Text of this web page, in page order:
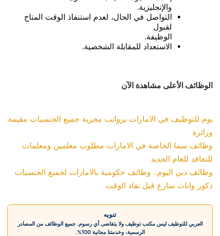
والإنجليزية.
التواصل في الحال، لعدم استنفاذ الوقت المتاح
لقبول
الوظيفة.
الاستعداد للمقابلة الشخصية.
الوظائف الأعلى مشاهدة الآن
يوم للتوظيف في الامارات برواتب مجزية جميع الجنسيات مقيمة
وزائرة
وظائف سما الخاصة في الامارات مطلوب معلمين ومعلمات
للتعاقد للعام الجديد
وظائف دبي اليوم.. وظائف حكومية بالامارات لجميع الجنسيات
ذكور واناث سارع قبل نفاذ الوقت
تنويه
العربي للتوظيف ليس مكتب توظيف ولا يتقاضى أي رسوم. جميع الوظائف من المصادر
الرسمية، وخدمتنا مجانية 100%.